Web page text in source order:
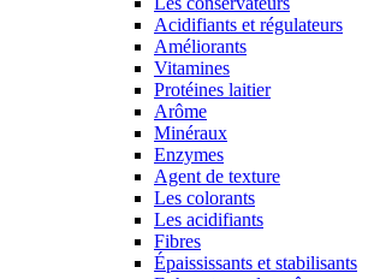
Acidifiants et régulateurs
Améliorants
Vitamines
Protéines laitier
Arôme
Minéraux
Enzymes
Agent de texture
Les colorants
Les acidifiants
Fibres
Épaississants et stabilisants